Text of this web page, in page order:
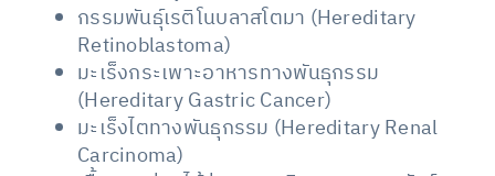
กรรมพันธุ์เรติโนบลาสโตมา (Hereditary
Retinoblastoma)
มะเร็งกระเพาะอาหารทางพันธุกรรม
(Hereditary Gastric Cancer)
มะเร็งไตทางพันธุกรรม (Hereditary Renal
Carcinoma)